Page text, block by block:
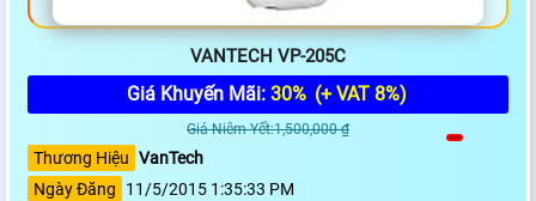
VANTECH VP-205C
Giá Khuyến Mãi: 30% (+ VAT 8%)
Giá Niêm Yết:1,500,000 ₫
Thương Hiệu VanTech
Ngày Đăng
11/5/2015 1:35:33 PM